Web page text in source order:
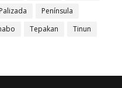
Palizada
Península
Tepakan
Tinun